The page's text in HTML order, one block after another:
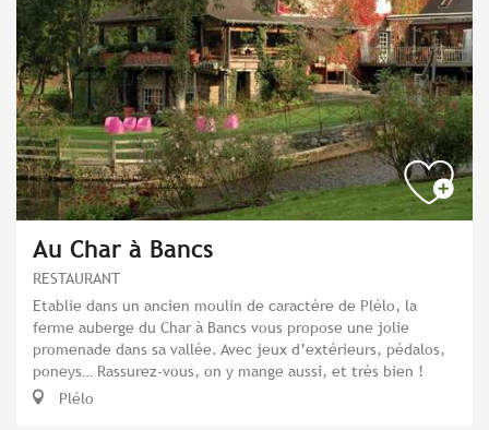
Au Char à Bancs
RESTAURANT
Etablie dans un ancien moulin de caractère de Plélo, la
ferme auberge du Char à Bancs vous propose une jolie
promenade dans sa vallée. Avec jeux d’extérieurs, pédalos,
poneys… Rassurez-vous, on y mange aussi, et très bien !
Plélo